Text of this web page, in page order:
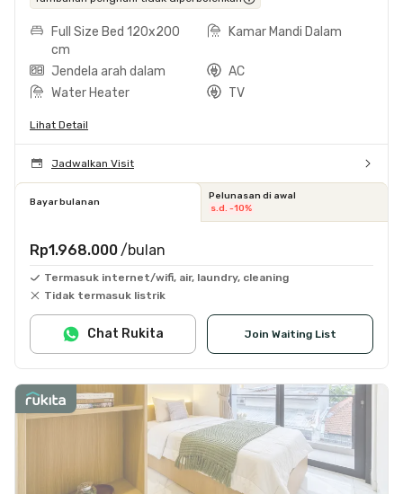
Full Size Bed 120x200
cm
Kamar Mandi Dalam
Jendela arah dalam
AC
Water Heater
TV
Lihat Detail
Jadwalkan Visit
Bayar bulanan
Pelunasan di awal
s.d. -10%
Rp1.968.000 /bulan
Termasuk internet/wifi, air, laundry, cleaning
Tidak termasuk listrik
Join Waiting List
Chat Rukita